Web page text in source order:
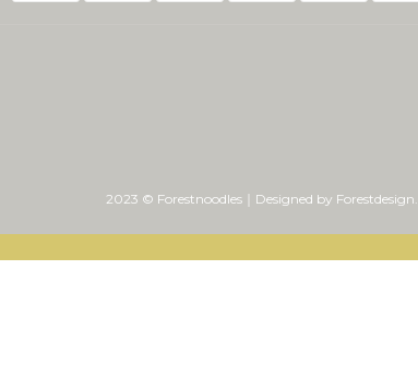
2023 © Forestnoodles｜Designed by Forestdesign.